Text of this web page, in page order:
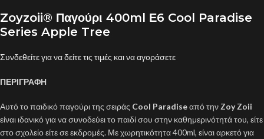
Zoyzoii® Παγούρι 400ml Ε6 Cool Paradise
Series Apple Tree
Συνδεθείτε για να δείτε τις τιμές και να αγοράσετε
ΠΕΡΙΓΡΑΦΗ
Αυτό το παιδικό παγούρι της σειράς Cool Paradiseαπό την Zoy Zoii
είναι ιδανικό για να συνοδεύει το παιδί σου στην καθημερινότητά του, είτε
στο σχολείο είτε σε εκδρομές. Με χωρητικότητα 400ml, είναι αρκετό για